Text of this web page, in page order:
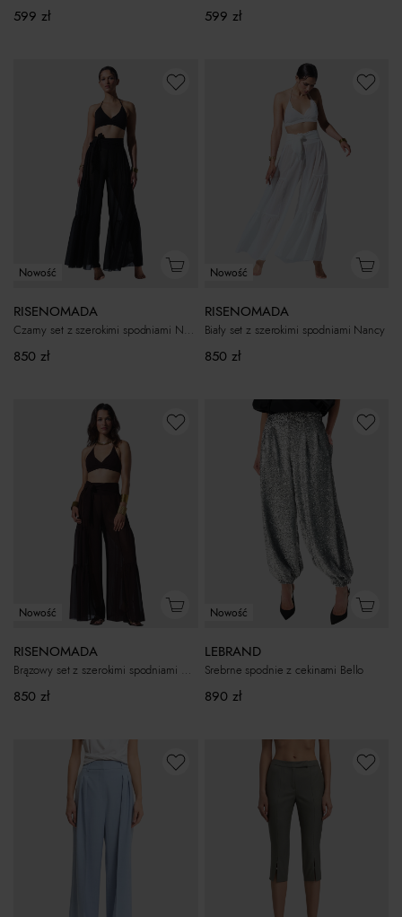
599 zł 599 zł
Nowość
RISENOMADA
Czarny set z szerokimi spodniami Nancy
850 zł
Nowość
RISENOMADA
Biały set z szerokimi spodniami Nancy
850 zł
Nowość
RISENOMADA
Brązowy set z szerokimi spodniami Nancy
850 zł
Nowość
LEBRAND
Srebrne spodnie z cekinami Bello
890 zł